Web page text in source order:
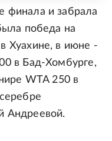
финала и забрала
победа на
Хуахине, в июне -
в Бад-Хомбурге,
WTA 250 в
Андреевой.